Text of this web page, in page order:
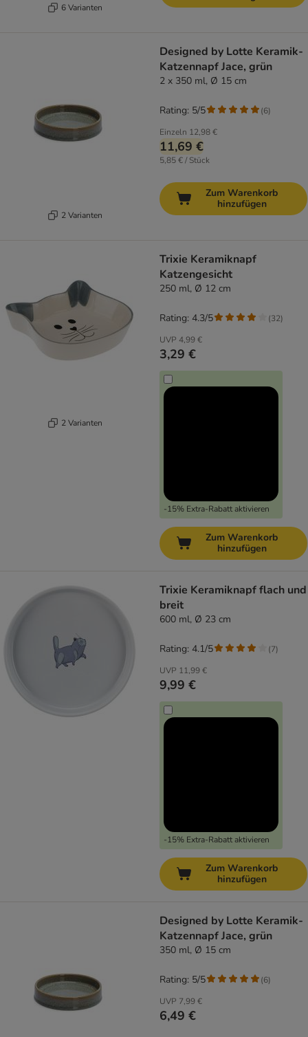
6 Varianten
2 Varianten
Designed by Lotte Keramik-
Katzennapf Jace, grün
2 x 350 ml, Ø 15 cm
Einzeln 12,98 €
11,69 €
5,85 € / Stück
Rating: 5/5 (6)
Zum Warenkorb
hinzufügen
2 Varianten
Trixie Keramiknapf
Katzengesicht
250 ml, Ø 12 cm
UVP 4,99 €
3,29 €
-15% Extra-Rabatt aktivieren
Rating: 4.3/5 (32)
Zum Warenkorb
hinzufügen
Trixie Keramiknapf flach und
breit
600 ml, Ø 23 cm
UVP 11,99 €
9,99 €
-15% Extra-Rabatt aktivieren
Rating: 4.1/5 (7)
Zum Warenkorb
hinzufügen
Designed by Lotte Keramik-
Katzennapf Jace, grün
350 ml, Ø 15 cm
UVP 7,99 €
6,49 €
Rating: 5/5 (6)